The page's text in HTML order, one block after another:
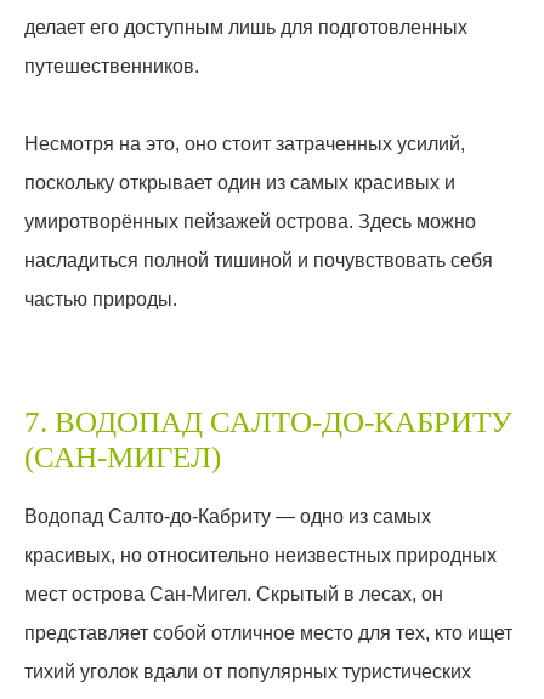
делает его доступным лишь для подготовленных
путешественников.
Несмотря на это, оно стоит затраченных усилий,
поскольку открывает один из самых красивых и
умиротворённых пейзажей острова. Здесь можно
насладиться полной тишиной и почувствовать себя
частью природы.
7. ВОДОПАД САЛТО-ДО-КАБРИТУ
(САН-МИГЕЛ)
Водопад Салто-до-Кабриту — одно из самых
красивых, но относительно неизвестных природных
мест острова Сан-Мигел. Скрытый в лесах, он
представляет собой отличное место для тех, кто ищет
тихий уголок вдали от популярных туристических